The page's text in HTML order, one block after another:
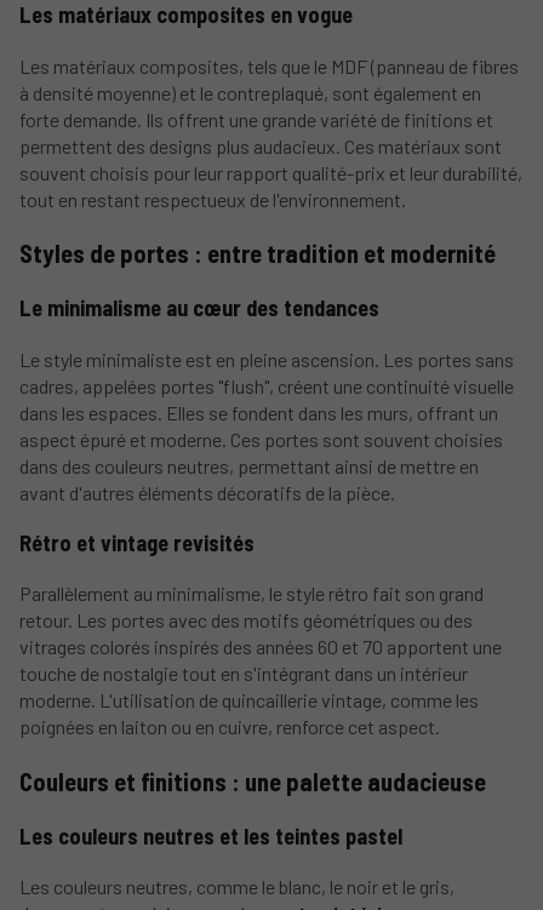
Les matériaux composites en vogue
Les matériaux composites, tels que le MDF (panneau de fibres
à densité moyenne) et le contreplaqué, sont également en
forte demande. Ils offrent une grande variété de finitions et
permettent des designs plus audacieux. Ces matériaux sont
souvent choisis pour leur rapport qualité-prix et leur durabilité,
tout en restant respectueux de l'environnement.
Styles de portes : entre tradition et modernité
Le minimalisme au cœur des tendances
Le style minimaliste est en pleine ascension. Les portes sans
cadres, appelées portes "flush", créent une continuité visuelle
dans les espaces. Elles se fondent dans les murs, offrant un
aspect épuré et moderne. Ces portes sont souvent choisies
dans des couleurs neutres, permettant ainsi de mettre en
avant d'autres éléments décoratifs de la pièce.
Rétro et vintage revisités
Parallèlement au minimalisme, le style rétro fait son grand
retour. Les portes avec des motifs géométriques ou des
vitrages colorés inspirés des années 60 et 70 apportent une
touche de nostalgie tout en s'intégrant dans un intérieur
moderne. L'utilisation de quincaillerie vintage, comme les
poignées en laiton ou en cuivre, renforce cet aspect.
Couleurs et finitions : une palette audacieuse
Les couleurs neutres et les teintes pastel
Les couleurs neutres, comme le blanc, le noir et le gris,